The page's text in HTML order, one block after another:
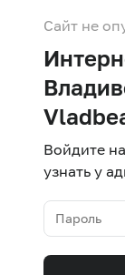
Сайт не
Войдите
узнать у